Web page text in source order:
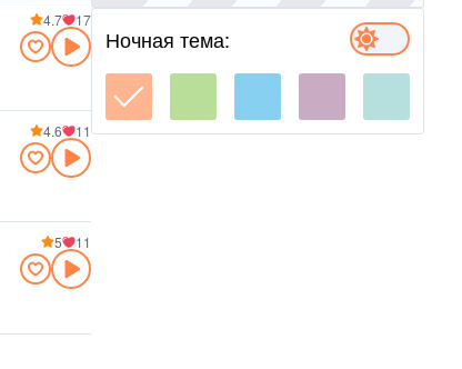
4.7 17
4.6 11
5 11
Ночная тема: